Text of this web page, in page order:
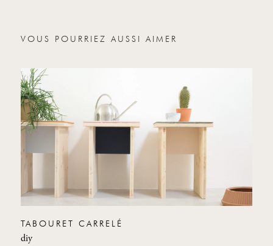
Votre message
VOUS POURRIEZ AUSSI AIMER
TABOURET CARRELÉ
diy